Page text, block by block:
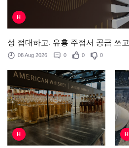
H
성 접대하고, 유흥 주점서 공금 쓰고
08 Aug 2026 0 0 0
H H